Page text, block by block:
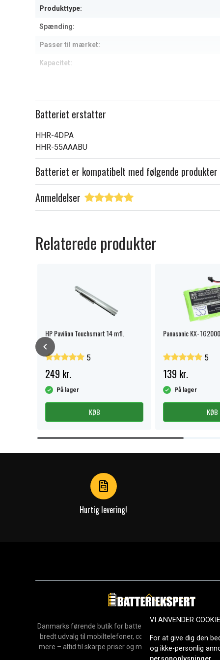
Produkttype:
Spænding:
Passer til mærket:
Kapacitet:
Batteriet erstatter
HHR-4DPA
HHR-55AAABU
Batteriet er kompatibelt med følgende produkter
Anmeldelser
Relaterede produkter
HP Pavilion Touchsmart 14 mfl.
5
249 kr.
På lager
KØB
Panasonic KX-
5
139 kr.
På lager
KØB
Item
Hurtig levering!
Danmarks førende butik for batterier, opladere og
bredt udvalg til mobiltelefoner, computere, værktøj,
mere – altid til skarpe priser og med hurtig levering.
2006.
VI ANVENDER
For at give dig den
og ikke-personlig